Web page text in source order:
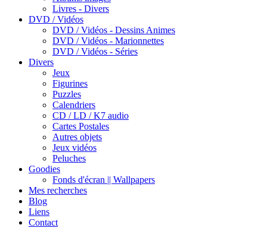
Livres - Divers
DVD / Vidéos
DVD / Vidéos - Dessins Animes
DVD / Vidéos - Marionnettes
DVD / Vidéos - Séries
Divers
Jeux
Figurines
Puzzles
Calendriers
CD / LD / K7 audio
Cartes Postales
Autres objets
Jeux vidéos
Peluches
Goodies
Fonds d'écran || Wallpapers
Mes recherches
Blog
Liens
Contact